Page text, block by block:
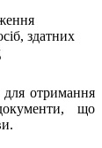
здатних
для отримання
що